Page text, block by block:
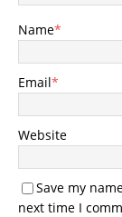
Name*
Email*
Website
Save my
next time I